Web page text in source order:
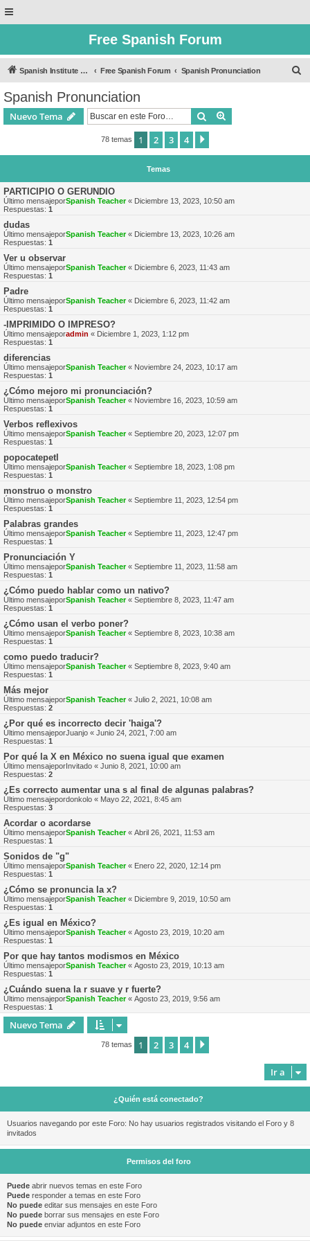
Free Spanish Forum
Spanish Institute of Puebla Free Spanish Forum Spanish Pronunciation
Spanish Pronunciation
Nuevo Tema Buscar
78 temas 1 2 3 4
Temas
PARTICIPIO O GERUNDIO
Último mensajeporSpanish Teacher« Diciembre 13, 2023, 10:50 am
Respuestas: 1
dudas
Último mensajeporSpanish Teacher« Diciembre 13, 2023, 10:26 am
Respuestas: 1
Ver u observar
Último mensajeporSpanish Teacher« Diciembre 6, 2023, 11:43 am
Respuestas: 1
Padre
Último mensajeporSpanish Teacher« Diciembre 6, 2023, 11:42 am
Respuestas: 1
-IMPRIMIDO O IMPRESO?
Último mensajeporadmin « Diciembre 1, 2023, 1:12 pm
Respuestas: 1
diferencias
Último mensajeporSpanish Teacher« Noviembre 24, 2023, 10:17 am
Respuestas: 1
¿Cómo mejoro mi pronunciación?
Último mensajeporSpanish Teacher« Noviembre 16, 2023, 10:59 am
Respuestas: 1
Verbos reflexivos
Último mensajeporSpanish Teacher« Septiembre 20, 2023, 12:07 pm
Respuestas: 1
popocatepetl
Último mensajeporSpanish Teacher« Septiembre 18, 2023, 1:08 pm
Respuestas: 1
monstruo o monstro
Último mensajeporSpanish Teacher« Septiembre 11, 2023, 12:54 pm
Respuestas: 1
Palabras grandes
Último mensajeporSpanish Teacher« Septiembre 11, 2023, 12:47 pm
Respuestas: 1
Pronunciación Y
Último mensajeporSpanish Teacher« Septiembre 11, 2023, 11:58 am
Respuestas: 1
¿Cómo puedo hablar como un nativo?
Último mensajeporSpanish Teacher« Septiembre 8, 2023, 11:47 am
Respuestas: 1
¿Cómo usan el verbo poner?
Último mensajeporSpanish Teacher« Septiembre 8, 2023, 10:38 am
Respuestas: 1
como puedo traducir?
Último mensajeporSpanish Teacher« Septiembre 8, 2023, 9:40 am
Respuestas: 1
Más mejor
Último mensajeporSpanish Teacher« Julio 2, 2021, 10:08 am
Respuestas: 2
¿Por qué es incorrecto decir 'haiga'?
Último mensajeporJuanjo « Junio 24, 2021, 7:00 am
Respuestas: 1
Por qué la X en México no suena igual que examen
Último mensajeporInvitado « Junio 8, 2021, 10:00 am
Respuestas: 2
¿Es correcto aumentar una s al final de algunas palabras?
Último mensajepordonkolo « Mayo 22, 2021, 8:45 am
Respuestas: 3
Acordar o acordarse
Último mensajeporSpanish Teacher« Abril 26, 2021, 11:53 am
Respuestas: 1
Sonidos de "g"
Último mensajeporSpanish Teacher« Enero 22, 2020, 12:14 pm
Respuestas: 1
¿Cómo se pronuncia la x?
Último mensajeporSpanish Teacher« Diciembre 9, 2019, 10:50 am
Respuestas: 1
¿Es igual en México?
Último mensajeporSpanish Teacher« Agosto 23, 2019, 10:20 am
Respuestas: 1
Por que hay tantos modismos en México
Último mensajeporSpanish Teacher« Agosto 23, 2019, 10:13 am
Respuestas: 1
¿Cuándo suena la r suave y r fuerte?
Último mensajeporSpanish Teacher« Agosto 23, 2019, 9:56 am
Respuestas: 1
Nuevo Tema
78 temas 1 2 3 4
Ir a
¿Quién está conectado?
Usuarios navegando por este Foro: No hay usuarios registrados visitando el Foro y 8
invitados
Permisos del foro
Puede abrir nuevos temas en este Foro
Puede responder a temas en este Foro
No puede editar sus mensajes en este Foro
No puede borrar sus mensajes en este Foro
No puede enviar adjuntos en este Foro